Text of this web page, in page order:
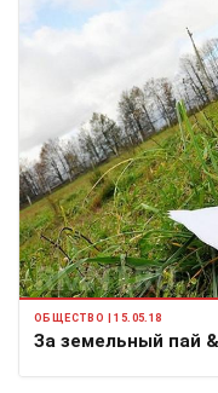
ОБЩЕСТВО | 15.05.18
За земельный пай